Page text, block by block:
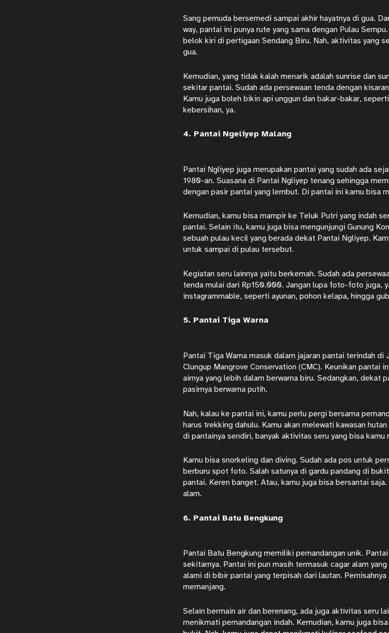
Sang pemuda bersemedi sampai akhir hayatnya di gua.
way, pantai ini punya rute yang sama dengan Pulau
belok kiri di pertigaan Sendang Biru. Nah, aktivitas yang
gua.
Kemudian, yang tidak kalah menarik adalah sunrise dan
sekitar pantai. Sudah ada persewaan tenda dengan
Kamu juga boleh bikin api unggun dan bakar-bakar,
kebersihan, ya.
4. Pantai Ngeliyep Malang
Pantai Ngliyep juga merupakan pantai yang sudah ada
1980-an. Suasana di Pantai Ngliyep tenang sehingga
dengan pasir pantai yang lembut. Di pantai ini kamu bisa
Kemudian, kamu bisa mampir ke Teluk Putri yang indah
pantai. Selain itu, kamu juga bisa mengunjungi Gunung
sebuah pulau kecil yang berada dekat Pantai Ngliyep.
untuk sampai di pulau tersebut.
Kegiatan seru lainnya yaitu berkemah. Sudah ada
tenda mulai dari Rp150.000. Jangan lupa foto-foto juga,
instagrammable, seperti ayunan, pohon kelapa, hingga
5. Pantai Tiga Warna
Pantai Tiga Warna masuk dalam jajaran pantai terindah di
Clungup Mangrove Conservation (CMC). Keunikan pantai
airnya yang lebih dalam berwarna biru. Sedangkan, dekat
pasirnya berwarna putih.
Nah, kalau ke pantai ini, kamu perlu pergi bersama
harus trekking dahulu. Kamu akan melewati kawasan
di pantainya sendiri, banyak aktivitas seru yang bisa kamu
Kamu bisa snorkeling dan diving. Sudah ada pos untuk
berburu spot foto. Salah satunya di gardu pandang di
pantai. Keren banget. Atau, kamu juga bisa bersantai
alam.
6. Pantai Batu Bengkung
Pantai Batu Bengkung memiliki pemandangan unik.
sekitarnya. Pantai ini pun masih termasuk cagar alam
alami di bibir pantai yang terpisah dari lautan.
memanjang.
Selain bermain air dan berenang, ada juga aktivitas seru
menikmati pemandangan indah. Kemudian, kamu juga